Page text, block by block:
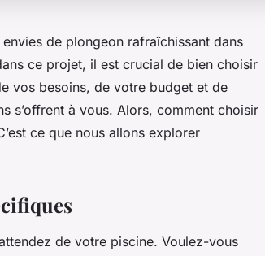
de plongeon rafraîchissant dans
ce projet, il est crucial de bien choisir
vos besoins, de votre budget et de
s’offrent à vous. Alors, comment choisir
ce que nous allons explorer
de votre piscine. Voulez-vous